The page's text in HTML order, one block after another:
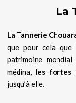
La
La Tannerie
que pour cela que
patrimoine
médina, les fortes
jusqu’à elle.